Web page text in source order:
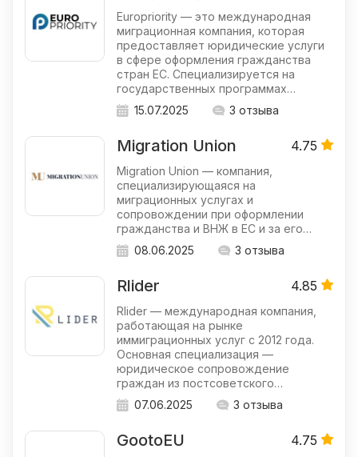
Europriority — это международная
миграционная компания, которая
предоставляет юридические услуги
в сфере оформления гражданства
стран ЕС. Специализируется на
государственных программах…
15.07.2025
3 отзыва
Migration Union 4.75
Migration Union — компания,
специализирующаяся на
миграционных услугах и
сопровождении при оформлении
гражданства и ВНЖ в ЕС и за его…
08.06.2025
3 отзыва
Rlider 4.85
Rlider — международная компания,
работающая на рынке
иммиграционных услуг с 2012 года.
Основная специализация —
юридическое сопровождение
граждан из постсоветского…
07.06.2025
3 отзыва
GootoEU 4.75